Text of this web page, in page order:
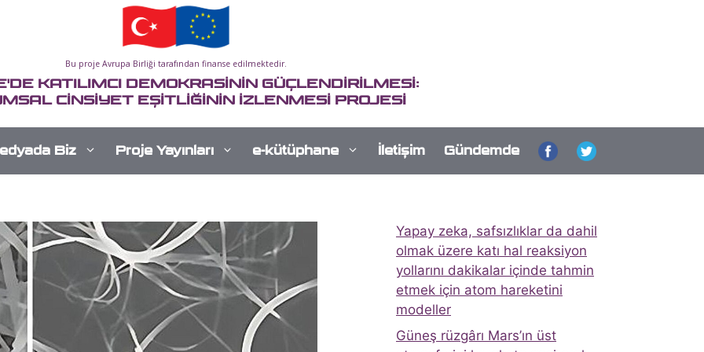
Bu proje Avrupa Birliği tarafından finanse edilmektedir.
KATILIMCI DEMOKRASİNİN GÜÇLENDİRİLMESİ:
CİNSİYET EŞİTLİĞİNİN İZLENMESİ PROJESİ
Biz Proje Yayınları e-kütüphane İletişim Gündemde
Yapay zeka, safsızlıklar da dahil
olmak üzere katı hal reaksiyon
yollarını dakikalar içinde tahmin
etmek için atom hareketini
modeller
Güneş rüzgârı Mars’ın üst